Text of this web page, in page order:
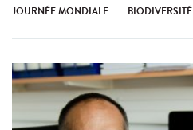
JOURNÉE MONDIALE BIODIVERSITÉ